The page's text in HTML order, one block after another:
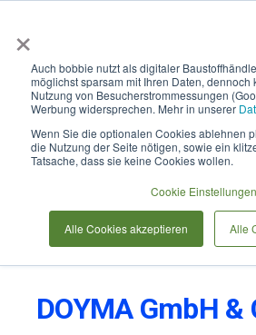
×
Auch bobbie nutzt als digitaler
möglichst sparsam mit Ihren Daten,
Nutzung von Besucherstrommessungen
Werbung widersprechen. Mehr in unserer
Wenn Sie die optionalen Cookies ablehnen
die Nutzung der Seite nötigen, sowie ein
Tatsache, dass sie keine Cookies wollen.
Cookie Einstellungen
Alle Cookies akzeptieren Alle
DOYMA GmbH &